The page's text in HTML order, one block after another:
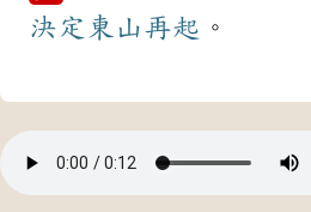
決定 東山再起 。